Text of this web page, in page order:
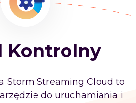
Kontrolny
Storm Streaming Cloud to
do uruchamiania i